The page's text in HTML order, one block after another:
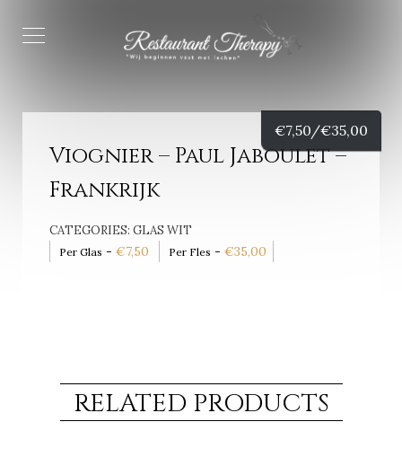
Viognier – Paul Jaboulet –
Frankrijk
CATEGORIES: GLAS WIT
Per Glas - €7,50 Per Fles - €35,00
€7,50/€35,00
RELATED PRODUCTS